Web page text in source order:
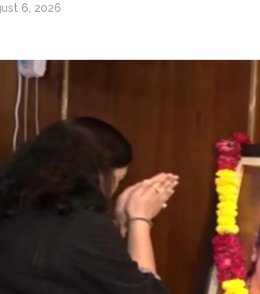
6, 2026